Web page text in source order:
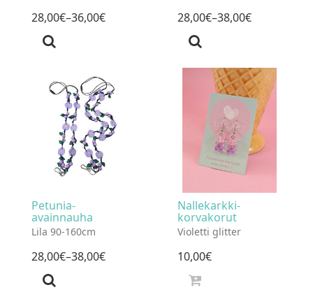
28,00€–36,00€ 28,00€–38,00€
Petunia-
avainnauha
Lila 90-160cm
28,00€–38,00€
Nallekarkki-
korvakorut
Violetti glitter
10,00€